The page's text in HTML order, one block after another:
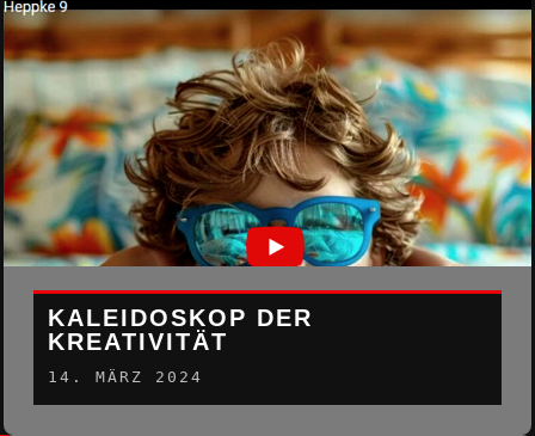
KALEIDOSKOP DER
KREATIVITÄT
14. MÄRZ 2024